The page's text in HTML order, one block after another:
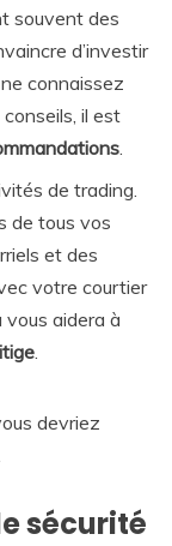
souvent des
d’investir
connaissez
il est
de trading.
de tous vos
et des
votre courtier
aidera à
devriez
sécurité